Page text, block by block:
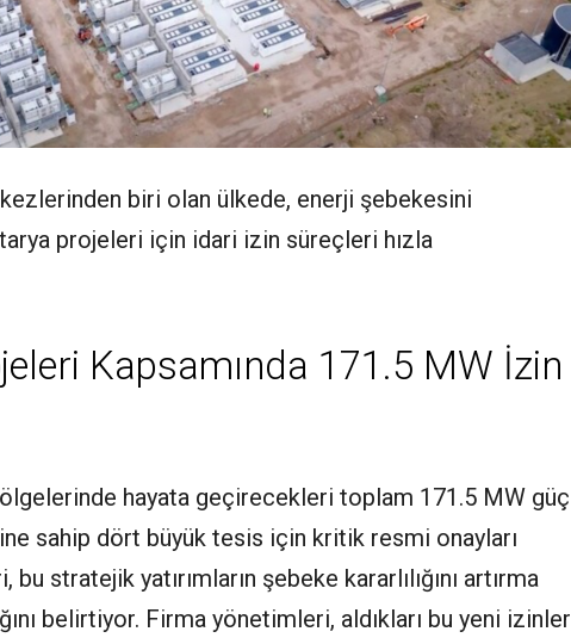
biri olan ülkede, enerji şebekesini
projeleri için idari izin süreçleri hızla
Kapsamında 171.5 MW İzin
hayata geçirecekleri toplam 171.5 MW güç
sahip dört büyük tesis için kritik resmi onayları
stratejik yatırımların şebeke kararlılığını artırma
belirtiyor. Firma yönetimleri, aldıkları bu yeni izinler